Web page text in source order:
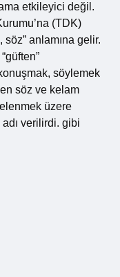
etkileyici değil.
(TDK)
söz” anlamına gelir.
söylemek
söz ve kelam
üzere
verilirdi. gibi